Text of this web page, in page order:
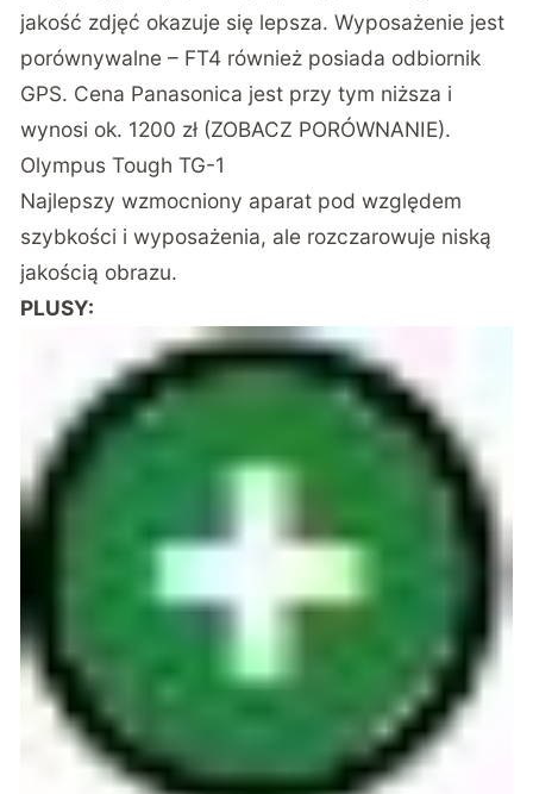
jakość zdjęć okazuje się lepsza. Wyposażenie jest
porównywalne – FT4 również posiada odbiornik
GPS. Cena Panasonica jest przy tym niższa i
wynosi ok. 1200 zł (ZOBACZ PORÓWNANIE).
Olympus Tough TG-1
Najlepszy wzmocniony aparat pod względem
szybkości i wyposażenia, ale rozczarowuje niską
jakością obrazu.
PLUSY: